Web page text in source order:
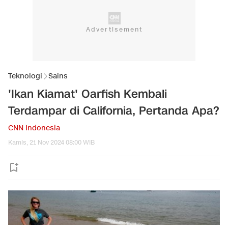
Teknologi Sains
'Ikan Kiamat' Oarfish Kembali
Terdampar di California, Pertanda Apa?
CNN Indonesia
Kamis, 21 Nov 2024 08:00 WIB